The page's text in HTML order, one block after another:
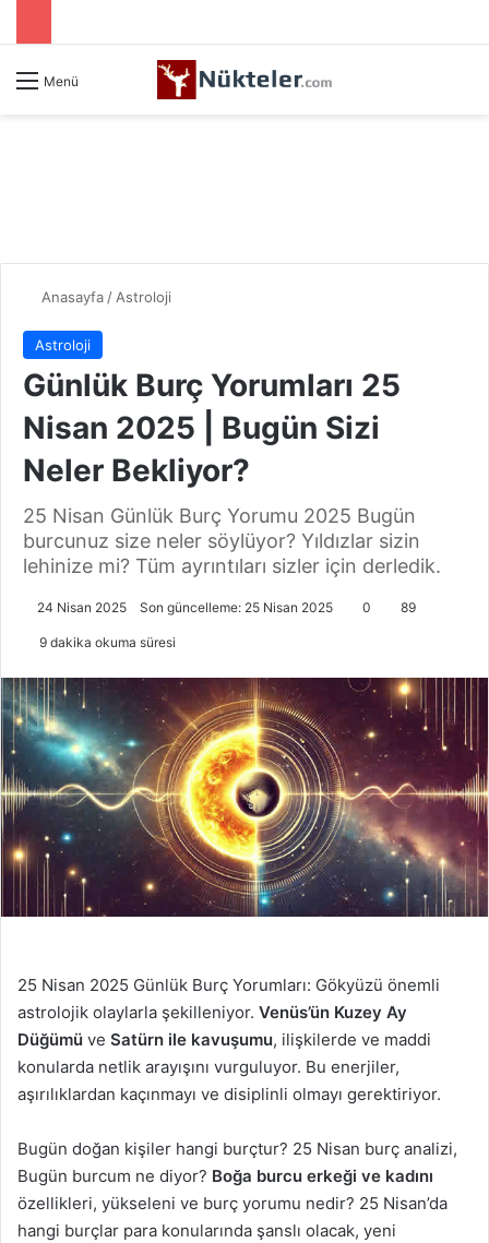
Menü
Anasayfa / Astroloji
Astroloji
Günlük Burç Yorumları 25
Nisan 2025 | Bugün Sizi
Neler Bekliyor?
25 Nisan Günlük Burç Yorumu 2025 Bugün
burcunuz size neler söylüyor? Yıldızlar sizin
lehinize mi? Tüm ayrıntıları sizler için derledik.
24 Nisan 2025 Son güncelleme: 25 Nisan 2025 0 89
9 dakika okuma süresi
25 Nisan 2025 Günlük Burç Yorumları: Gökyüzü önemli
astrolojik olaylarla şekilleniyor. Venüs’ün Kuzey Ay
Düğümü ve Satürn ile kavuşumu, ilişkilerde ve maddi
konularda netlik arayışını vurguluyor. Bu enerjiler,
aşırılıklardan kaçınmayı ve disiplinli olmayı gerektiriyor.
Bugün doğan kişiler hangi burçtur? 25 Nisan burç analizi,
Bugün burcum ne diyor? Boğa burcu erkeği ve kadını
özellikleri, yükseleni ve burç yorumu nedir? 25 Nisan’da
hangi burçlar para konularında şanslı olacak, yeni